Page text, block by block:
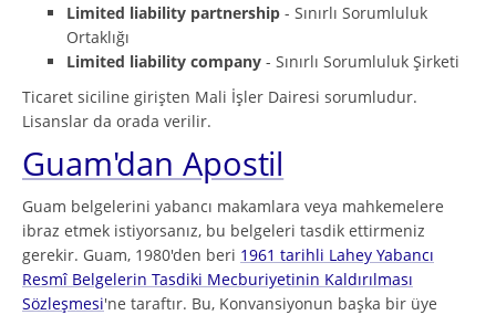
Limited liability partnership - Sınırlı Sorumluluk
Ortaklığı
Limited liability company - Sınırlı Sorumluluk Şirketi
Ticaret siciline girişten Mali İşler Dairesi sorumludur.
Lisanslar da orada verilir.
Guam'dan Apostil
Guam belgelerini yabancı makamlara veya mahkemelere
ibraz etmek istiyorsanız, bu belgeleri tasdik ettirmeniz
gerekir. Guam, 1980'den beri 1961 tarihli Lahey Yabancı
Resmî Belgelerin Tasdiki Mecburiyetinin Kaldırılması
Sözleşmesi'ne taraftır. Bu, Konvansiyonun başka bir üye